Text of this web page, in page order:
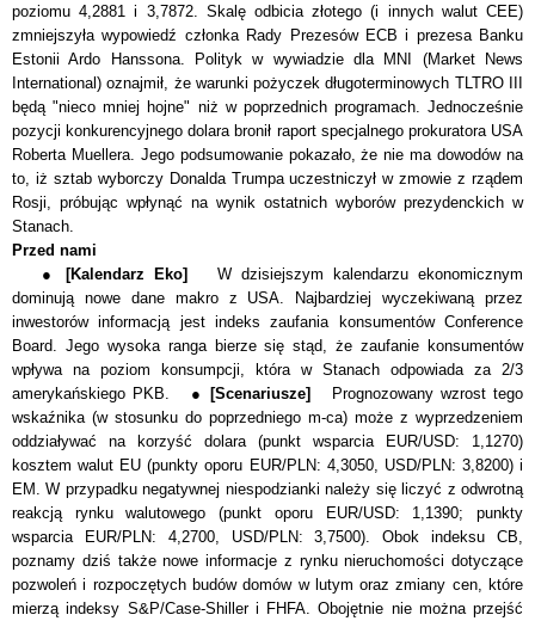
poziomu 4,2881 i 3,7872. Skalę odbicia złotego (i innych walut CEE)
zmniejszyła wypowiedź członka Rady Prezesów ECB i prezesa Banku
Estonii Ardo Hanssona. Polityk w wywiadzie dla MNI (Market News
International) oznajmił, że warunki pożyczek długoterminowych TLTRO III
będą "nieco mniej hojne" niż w poprzednich programach. Jednocześnie
pozycji konkurencyjnego dolara bronił raport specjalnego prokuratora USA
Roberta Muellera. Jego podsumowanie pokazało, że nie ma dowodów na
to, iż sztab wyborczy Donalda Trumpa uczestniczył w zmowie z rządem
Rosji, próbując wpłynąć na wynik ostatnich wyborów prezydenckich w
Stanach.
Przed nami
● [Kalendarz Eko] W dzisiejszym kalendarzu ekonomicznym
dominują nowe dane makro z USA. Najbardziej wyczekiwaną przez
inwestorów informacją jest indeks zaufania konsumentów Conference
Board. Jego wysoka ranga bierze się stąd, że zaufanie konsumentów
wpływa na poziom konsumpcji, która w Stanach odpowiada za 2/3
amerykańskiego PKB. ● [Scenariusze] Prognozowany wzrost tego
wskaźnika (w stosunku do poprzedniego m-ca) może z wyprzedzeniem
oddziaływać na korzyść dolara (punkt wsparcia EUR/USD: 1,1270)
kosztem walut EU(punkty oporu EUR/PLN: 4,3050, USD/PLN: 3,8200)i
EM. W przypadku negatywnej niespodzianki należy się liczyć z odwrotną
reakcją rynku walutowego(punkt oporu EUR/USD: 1,1390; punkty
wsparcia EUR/PLN: 4,2700, USD/PLN: 3,7500) . Obok indeksu CB,
poznamy dziś także nowe informacje z rynku nieruchomości dotyczące
pozwoleń i rozpoczętych budów domów w lutym oraz zmiany cen, które
mierzą indeksy S&P/Case-Shiller i FHFA. Obojętnie nie można przejść